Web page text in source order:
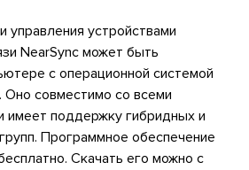
устройствами
NearSync может быть
с операционной системой
Оно совместимо со всеми
имеет поддержку гибридных и
Программное обеспечение
Скачать его можно с